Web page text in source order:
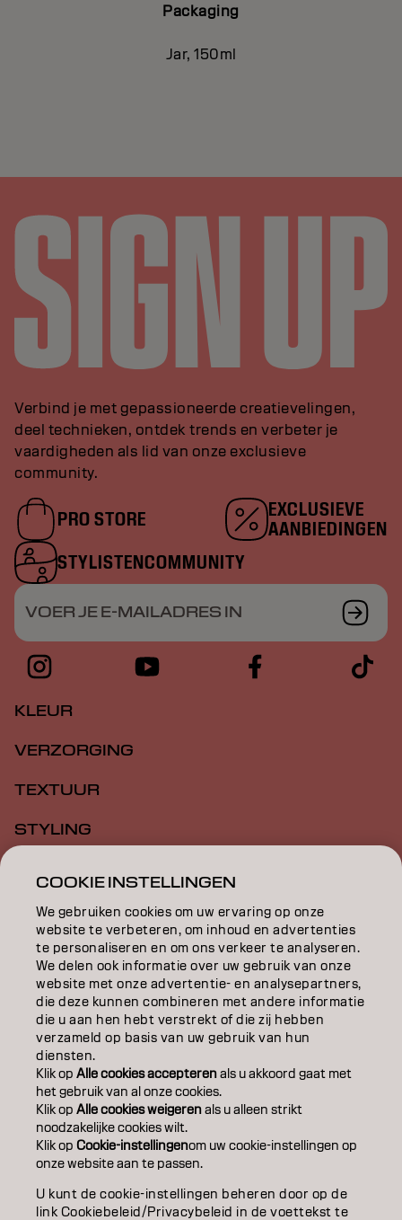
Packaging
Jar, 150ml
Verbind je met gepassioneerde creatievelingen,
deel technieken, ontdek trends en verbeter je
vaardigheden als lid van onze exclusieve
community.
PRO STORE
EXCLUSIEVE
AANBIEDINGEN
STYLISTENCOMMUNITY
VOER JE E-MAILADRES IN
KLEUR
VERZORGING
TEXTUUR
STYLING
EDUCATION
OVER
SALONVINDER
WORD PARTNER
CONTACT
ColofonPrivacyverklaringCookiebeleid
GebruiksvoorwaardenToegankelijkheidsverklaring
BE | Dutch
COOKIE INSTELLINGEN
We gebruiken cookies om uw ervaring op onze
website te verbeteren, om inhoud en advertenties
te personaliseren en om ons verkeer te analyseren.
We delen ook informatie over uw gebruik van onze
website met onze advertentie- en analysepartners,
die deze kunnen combineren met andere informatie
die u aan hen hebt verstrekt of die zij hebben
verzameld op basis van uw gebruik van hun
diensten.
Klik opAlle cookies accepterenals u akkoord gaat met
het gebruik van al onze cookies.
Klik opAlle cookies weigerenals u alleen strikt
noodzakelijke cookies wilt.
Klik opCookie-instellingenom uw cookie-instellingen op
onze website aan te passen.
U kunt de cookie-instellingen beheren door op de
link Cookiebeleid/Privacybeleid in de voettekst te